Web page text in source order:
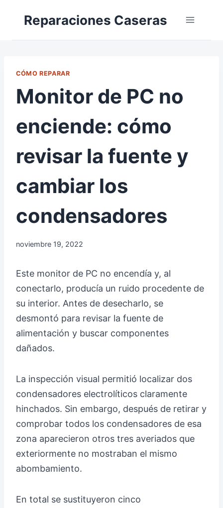
Reparaciones Caseras
CÓMO REPARAR
Monitor de PC no
enciende: cómo
revisar la fuente y
cambiar los
condensadores
noviembre 19, 2022
Este monitor de PC no encendía y, al
conectarlo, producía un ruido procedente de
su interior. Antes de desecharlo, se
desmontó para revisar la fuente de
alimentación y buscar componentes
dañados.
La inspección visual permitió localizar dos
condensadores electrolíticos claramente
hinchados. Sin embargo, después de retirar y
comprobar todos los condensadores de esa
zona aparecieron otros tres averiados que
exteriormente no mostraban el mismo
abombamiento.
En total se sustituyeron cinco